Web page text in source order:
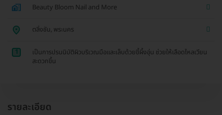
Beauty Bloom Nail and More
ตลิ่งชัน, พระนคร
1
เป็นการปรนนิบัติผิวบริเวณมือและเล็บด้วยขี้ผึ้งอุ่น ช่วยให้เลือดไหลเวียน
สะดวกขึ้น
รายละเอียด